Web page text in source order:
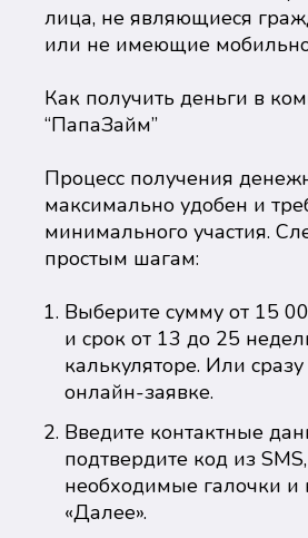
лица, не являющиеся
или не имеющие
Как получить деньги в
“ПапаЗайм”
Процесс получения
максимально удобен и
минимального участия.
простым шагам:
Выберите сумму от 15
и срок от 13 до 25
калькуляторе. Или
онлайн-заявке.
Введите контактные
подтвердите код из
необходимые галочки и
«Далее».